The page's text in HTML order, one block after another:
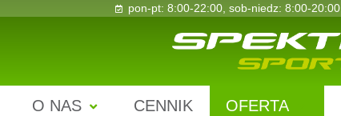
pon-pt: 8:00-22:00, sob-niedz: 8:00-20:00
O NAS CENNIK OFERTA